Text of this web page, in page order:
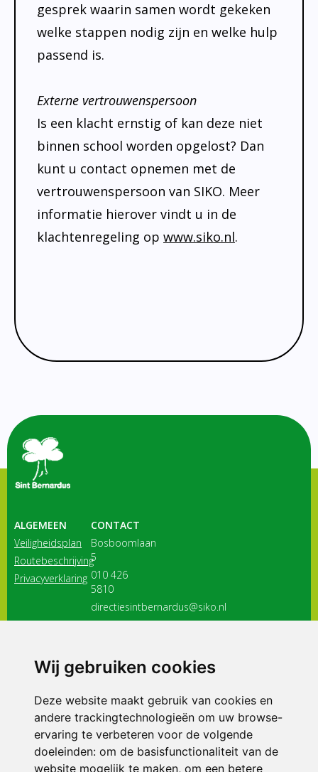
Wij gebruiken cookies
Deze website maakt gebruik van cookies en
andere trackingtechnologieën om uw browse-
ervaring te verbeteren voor de volgende
doeleinden: om de basisfunctionaliteit van de
website mogelijk te maken, om een betere
gesprek waarin samen wordt gekeken
welke stappen nodig zijn en welke hulp
passend is.
Externe vertrouwenspersoon
Is een klacht ernstig of kan deze niet
binnen school worden opgelost? Dan
kunt u contact opnemen met de
vertrouwenspersoon van SIKO. Meer
informatie hierover vindt u in de
klachtenregeling op www.siko.nl.
ALGEMEEN
Veiligheidsplan
Routebeschrijving
Privacyverklaring
CONTACT
Bosboomlaan
5
010 426
5810
directiesintbernardus@siko.nl
3116 JB
ONDERDEEL VAN